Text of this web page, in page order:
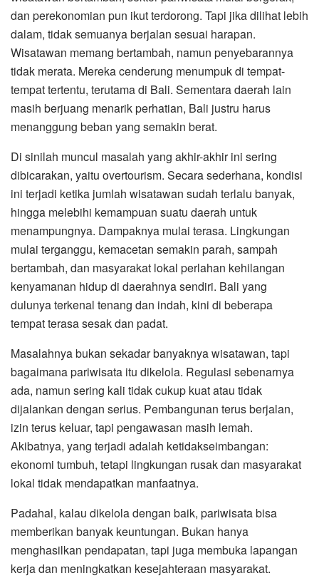
dan perekonomian pun ikut terdorong. Tapi jika dilihat lebih
dalam, tidak semuanya berjalan sesuai harapan.
Wisatawan memang bertambah, namun penyebarannya
tidak merata. Mereka cenderung menumpuk di tempat-
tempat tertentu, terutama di Bali. Sementara daerah lain
masih berjuang menarik perhatian, Bali justru harus
menanggung beban yang semakin berat.
Di sinilah muncul masalah yang akhir-akhir ini sering
dibicarakan, yaitu overtourism. Secara sederhana, kondisi
ini terjadi ketika jumlah wisatawan sudah terlalu banyak,
hingga melebihi kemampuan suatu daerah untuk
menampungnya. Dampaknya mulai terasa. Lingkungan
mulai terganggu, kemacetan semakin parah, sampah
bertambah, dan masyarakat lokal perlahan kehilangan
kenyamanan hidup di daerahnya sendiri. Bali yang
dulunya terkenal tenang dan indah, kini di beberapa
tempat terasa sesak dan padat.
Masalahnya bukan sekadar banyaknya wisatawan, tapi
bagaimana pariwisata itu dikelola. Regulasi sebenarnya
ada, namun sering kali tidak cukup kuat atau tidak
dijalankan dengan serius. Pembangunan terus berjalan,
izin terus keluar, tapi pengawasan masih lemah.
Akibatnya, yang terjadi adalah ketidakseimbangan:
ekonomi tumbuh, tetapi lingkungan rusak dan masyarakat
lokal tidak mendapatkan manfaatnya.
Padahal, kalau dikelola dengan baik, pariwisata bisa
memberikan banyak keuntungan. Bukan hanya
menghasilkan pendapatan, tapi juga membuka lapangan
kerja dan meningkatkan kesejahteraan masyarakat.